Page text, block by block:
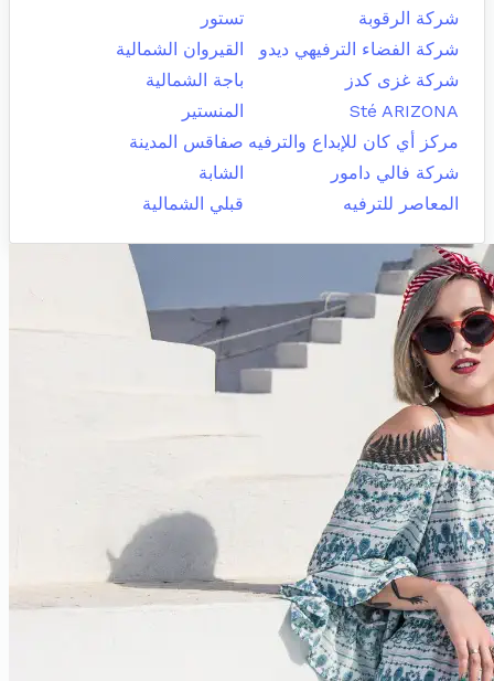
شركة الرقوبة
تستور
شركة الفضاء الترفيهي ديدو
القيروان الشمالية
شركة غزى كدز
باجة الشمالية
Sté ARIZONA
المنستير
مركز أي كان للإبداع والترفيه صفاقس المدينة
شركة فالي دامور
الشابة
المعاصر للترفيه
قبلي الشمالية